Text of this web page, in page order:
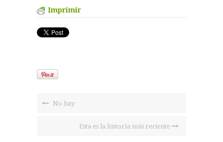
Imprimir
No hay
Esta es la historia más reciente